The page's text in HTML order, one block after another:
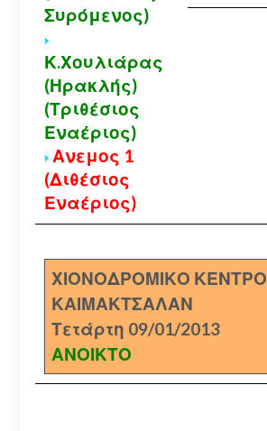
Συρόμενος)
Κ.Χουλιάρας
(Ηρακλής)
(Τριθέσιος
Εναέριος)
Ανεμος 1
(Διθέσιος
Εναέριος)
ΧΙΟΝΟΔΡΟΜΙΚΟ ΚΕΝΤΡΟ
ΚΑΙΜΑΚΤΣΑΛΑΝ
Τετάρτη 09/01/2013
ΑΝΟΙΚΤΟ